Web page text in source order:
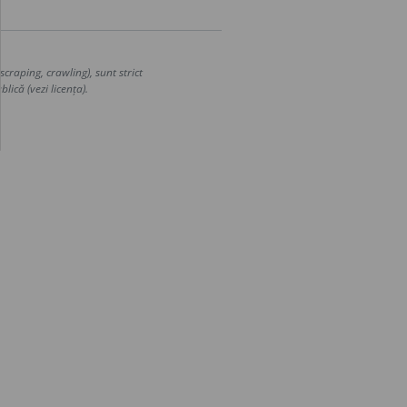
crawling), sunt strict
(vezi licența).